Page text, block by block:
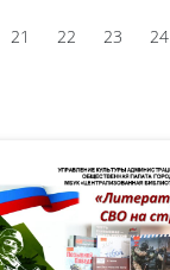
21 22 23 24